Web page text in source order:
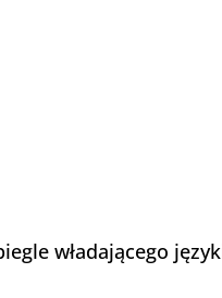
władającego